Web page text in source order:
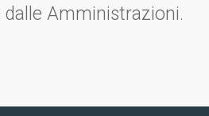
Amministrazioni.